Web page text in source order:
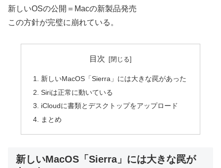
新しいOSの公開＝Macの新製品発売
この方針が完璧に崩れている。
目次
新しいMacOS「Sierra」には大きな罠があった
Siriは正常に動いている
iCloudに書類とデスクトップをアップロード
まとめ
新しいMacOS「Sierra」には大きな罠が